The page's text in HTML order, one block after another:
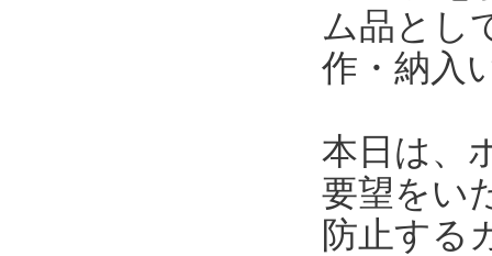
ム品とし
作・納入
本日は、
要望をい
防止する